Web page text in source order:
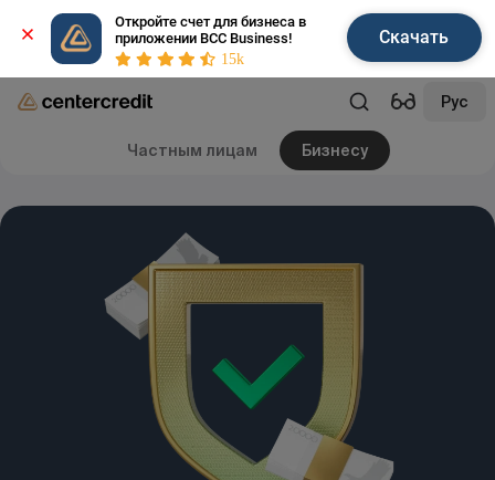
Откройте счет для бизнеса в
приложении BCC Business!
15k
Скачать
Рус
Частным лицам Бизнесу